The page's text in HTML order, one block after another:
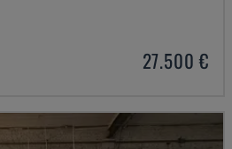
27.500 €